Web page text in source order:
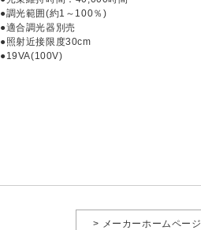
●調光範囲(約1～100％)
●適合調光器別売
●照射近接限度30cm
●19VA(100V)
> メーカーホームページ